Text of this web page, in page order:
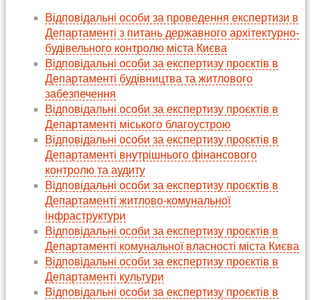
Відповідальні особи за проведення експертизи в
Департаменті з питань державного архітектурно-
будівельного контролю міста Києва
Відповідальні особи за експертизу проєктів в
Департаменті будівництва та житлового
забезпечення
Відповідальні особи за експертизу проєктів в
Департаменті міського благоустрою
Відповідальні особи за експертизу проєктів в
Департаменті внутрішнього фінансового
контролю та аудиту
Відповідальні особи за експертизу проєктів в
Департаменті житлово-комунальної
інфраструктури
Відповідальні особи за експертизу проєктів в
Департаменті комунальної власності міста Києва
Відповідальні особи за експертизу проєктів в
Департаменті культури
Відповідальні особи за експертизу проєктів в